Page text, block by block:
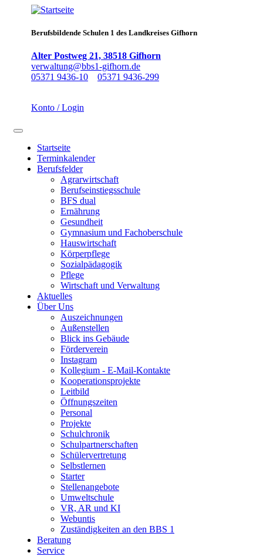
Berufsbildende Schulen 1 des Landkreises Gifhorn
Alter Postweg 21, 38518 Gifhorn
verwaltung@bbs1-gifhorn.de
05371 9436-10
05371 9436-299
Konto / Login
Navigation aktivieren/deaktivieren
Main
navigation
Startseite
Terminkalender
Berufsfelder
Agrarwirtschaft
Berufseinstiegsschule
BFS dual
Ernährung
Gesundheit
Gymnasium und Fachoberschule
Hauswirtschaft
Körperpflege
Sozialpädagogik
Pflege
Wirtschaft und Verwaltung
Aktuelles
Über Uns
Auszeichnungen
Außenstellen
Blick ins Gebäude
Förderverein
Instagram
Kollegium - E-Mail-Kontakte
Kooperationsprojekte
Leitbild
Öffnungszeiten
Personal
Projekte
Schulchronik
Schulpartnerschaften
Schülervertretung
Selbstlernen
Starter
Stellenangebote
Umweltschule
VR, AR und KI
Webuntis
Zuständigkeiten an den BBS 1
Beratung
Service